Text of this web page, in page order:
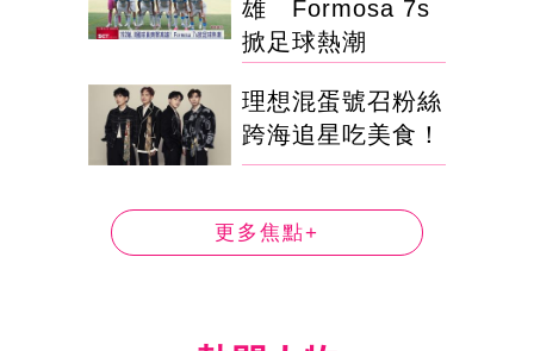
雄 Formosa 7s
掀足球熱潮
理想混蛋號召粉絲
跨海追星吃美食！
更多焦點+